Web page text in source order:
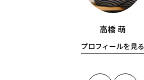
高橋 萌
プロフィールを見る